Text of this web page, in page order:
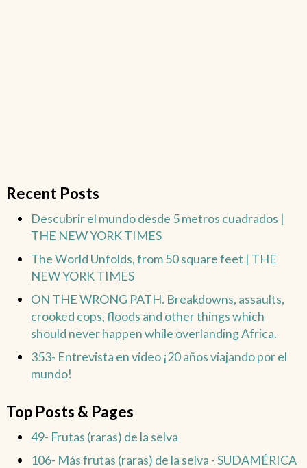
Recent Posts
Descubrir el mundo desde 5 metros cuadrados |
THE NEW YORK TIMES
The World Unfolds, from 50 square feet | THE
NEW YORK TIMES
ON THE WRONG PATH. Breakdowns, assaults,
crooked cops, floods and other things which
should never happen while overlanding Africa.
353- Entrevista en video ¡20 años viajando por el
mundo!
Top Posts & Pages
49- Frutas (raras) de la selva
106- Más frutas (raras) de la selva - SUDAMÉRICA